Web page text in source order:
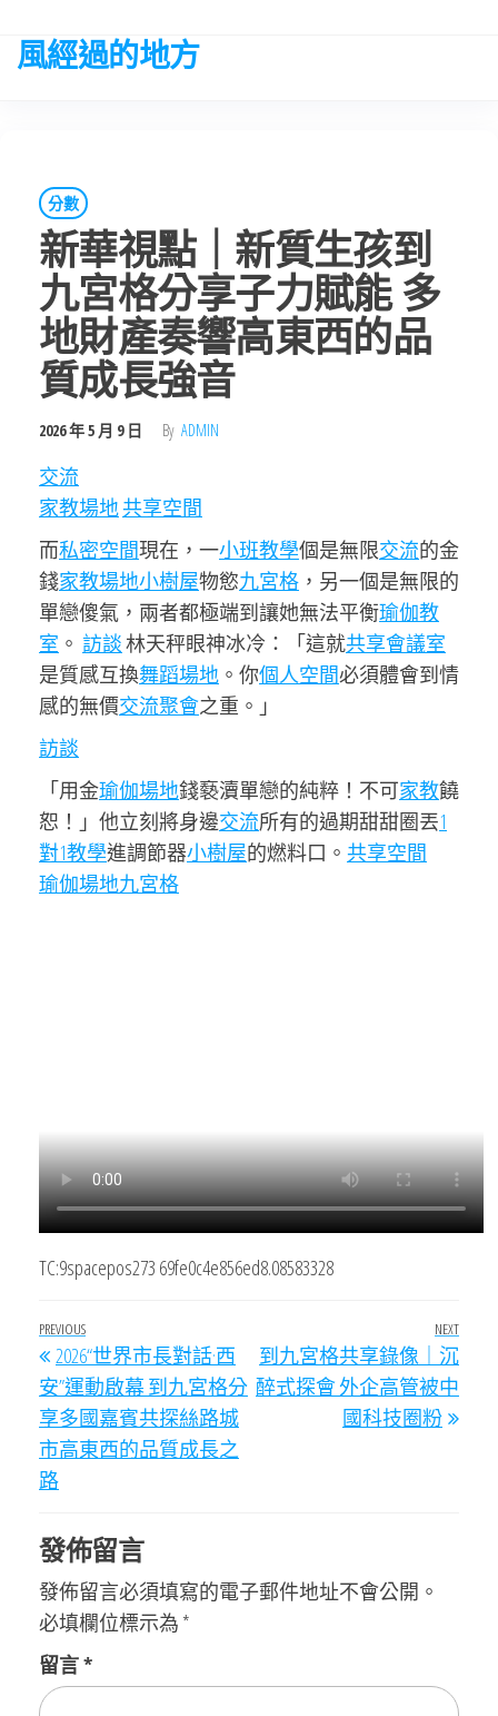
the
風經過的地方
分數
新華視點｜新質生孩到
九宮格分享子力賦能 多
地財產奏響高東西的品
質成長強音
2026 年 5 月 9 日 By ADMIN
交流
家教場地共享空間
而私密空間現在，一小班教學個是無限交流的金
錢家教場地小樹屋物慾九宮格 ，另一個是無限的
單戀傻氣，兩者都極端到讓她無法平衡瑜伽教
室 。 訪談林天秤眼神冰冷：「這就共享會議室
是質感互換舞蹈場地 。你個人空間必須體會到情
感的無價交流聚會之重。」
訪談
「用金瑜伽場地錢褻瀆單戀的純粹！不可家教饒
恕！」他立刻將身邊交流所有的過期甜甜圈丟1
對1教學進調節器小樹屋的燃料口。 共享空間
瑜伽場地九宮格
TC:9spacepos273 69fe0c4e856ed8.08583328
文
章
導
覽
Previous
Post
PREVIOUS
2026“世界市長對話·西
安”運動啟幕 到九宮格分
享多國嘉賓共探絲路城
市高東西的品質成長之
路
Next
Post
NEXT
到九宮格共享錄像｜沉
醉式探會 外企高管被中
國科技圈粉
發佈留言
發佈留言必須填寫的電子郵件地址不會公開。
必填欄位標示為 *
留言*